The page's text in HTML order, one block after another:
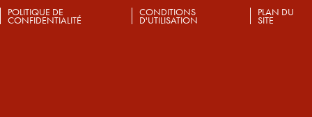
POLITIQUE DE
CONFIDENTIALITÉ
CONDITIONS
D'UTILISATION
PLAN DU
SITE